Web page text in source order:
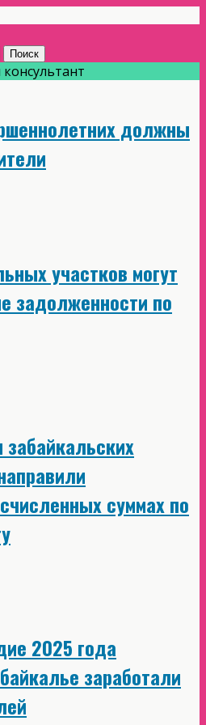
должны
участков могут
задолженности по
суммах по
2025 года
заработали